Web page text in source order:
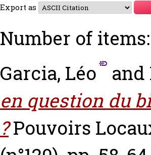
Export as
Number of items:
Garcia, Léo
and
en question du
? Pouvoirs